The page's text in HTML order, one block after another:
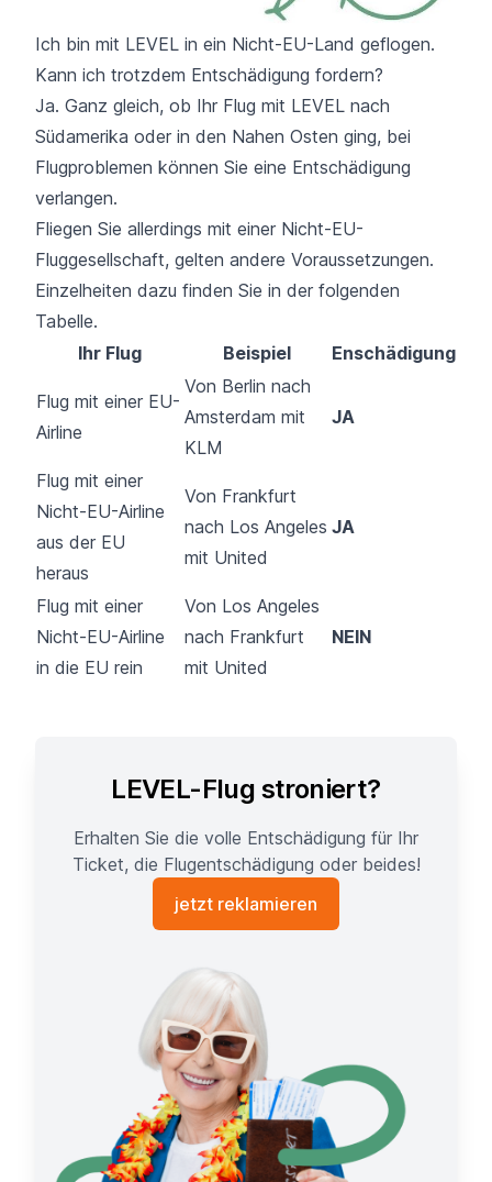
Ich bin mit LEVEL in ein Nicht-EU-Land geflogen.
Kann ich trotzdem Entschädigung fordern?
Ja. Ganz gleich, ob Ihr Flug mit LEVEL nach
Südamerika oder in den Nahen Osten ging, bei
Flugproblemen können Sie eine Entschädigung
verlangen.
Fliegen Sie allerdings mit einer Nicht-EU-
Fluggesellschaft, gelten andere Voraussetzungen.
Einzelheiten dazu finden Sie in der folgenden
Tabelle.
Ihr Flug
Beispiel Enschädigung
Flug mit einer EU-
Airline
Von Berlin nach
Amsterdam mit
KLM
JA
Flug mit einer
Nicht-EU-Airline
aus der EU
heraus
Von Frankfurt
nach Los Angeles
mit United
JA
Flug mit einer
Nicht-EU-Airline
in die EU rein
Von Los Angeles
nach Frankfurt
mit United
NEIN
LEVEL-Flug stroniert?
Erhalten Sie die volle Entschädigung für Ihr
Ticket, die Flugentschädigung oder beides!
jetzt reklamieren